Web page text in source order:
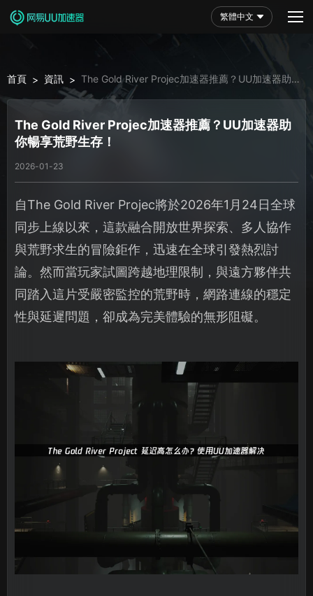
繁體中文
首頁 > 資訊 > The Gold River Projec加速器推薦？UU加速器助你
暢享荒野生存！
The Gold River Projec加速器推薦？UU加速器助
你暢享荒野生存！
2026-01-23
自The Gold River Projec將於2026年1月24日全球
同步上線以來，這款融合開放世界探索、多人協作
與荒野求生的冒險鉅作，迅速在全球引發熱烈討
論。然而當玩家試圖跨越地理限制，與遠方夥伴共
同踏入這片受嚴密監控的荒野時，網路連線的穩定
性與延遲問題，卻成為完美體驗的無形阻礙。